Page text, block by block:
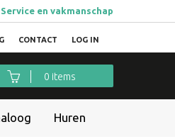
Service en vakmanschap
LOG IN
CONTACT
0 items
Huren